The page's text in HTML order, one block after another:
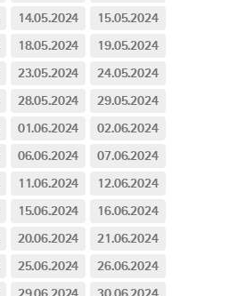
14.05.2024
15.05.2024
18.05.2024
19.05.2024
23.05.2024
24.05.2024
28.05.2024
29.05.2024
01.06.2024
02.06.2024
06.06.2024
07.06.2024
11.06.2024
12.06.2024
15.06.2024
16.06.2024
20.06.2024
21.06.2024
25.06.2024
26.06.2024